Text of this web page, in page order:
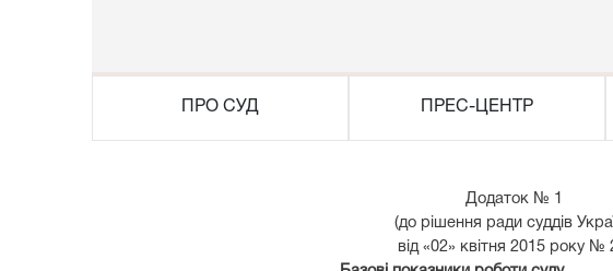
ПРО СУД ПРЕС-ЦЕНТР
Додаток № 1
(до рішення ради суддів
від «02» квітня 2015 року №